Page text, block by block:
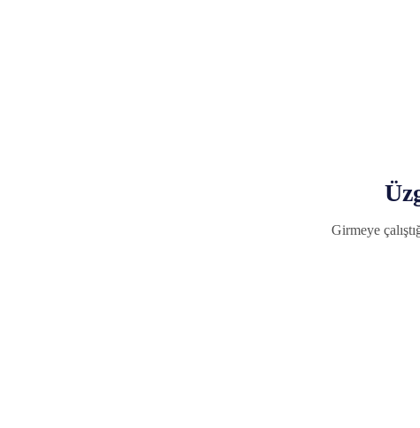
Girmeye